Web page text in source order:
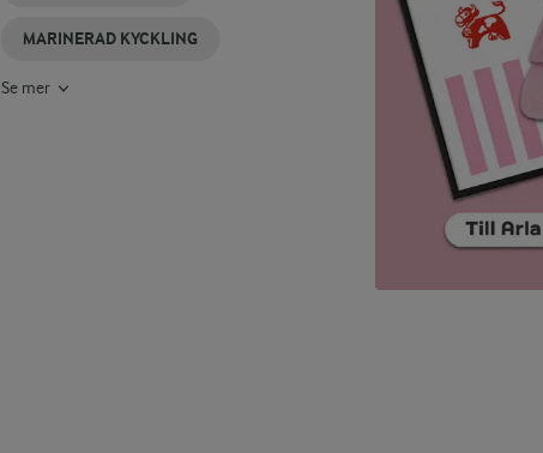
MARINERAD KYCKLING
Se mer